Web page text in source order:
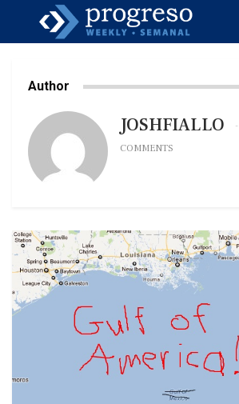
Author
JOSHFIALLO
COMMENTS